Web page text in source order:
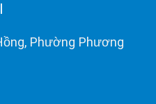
Phường Phương